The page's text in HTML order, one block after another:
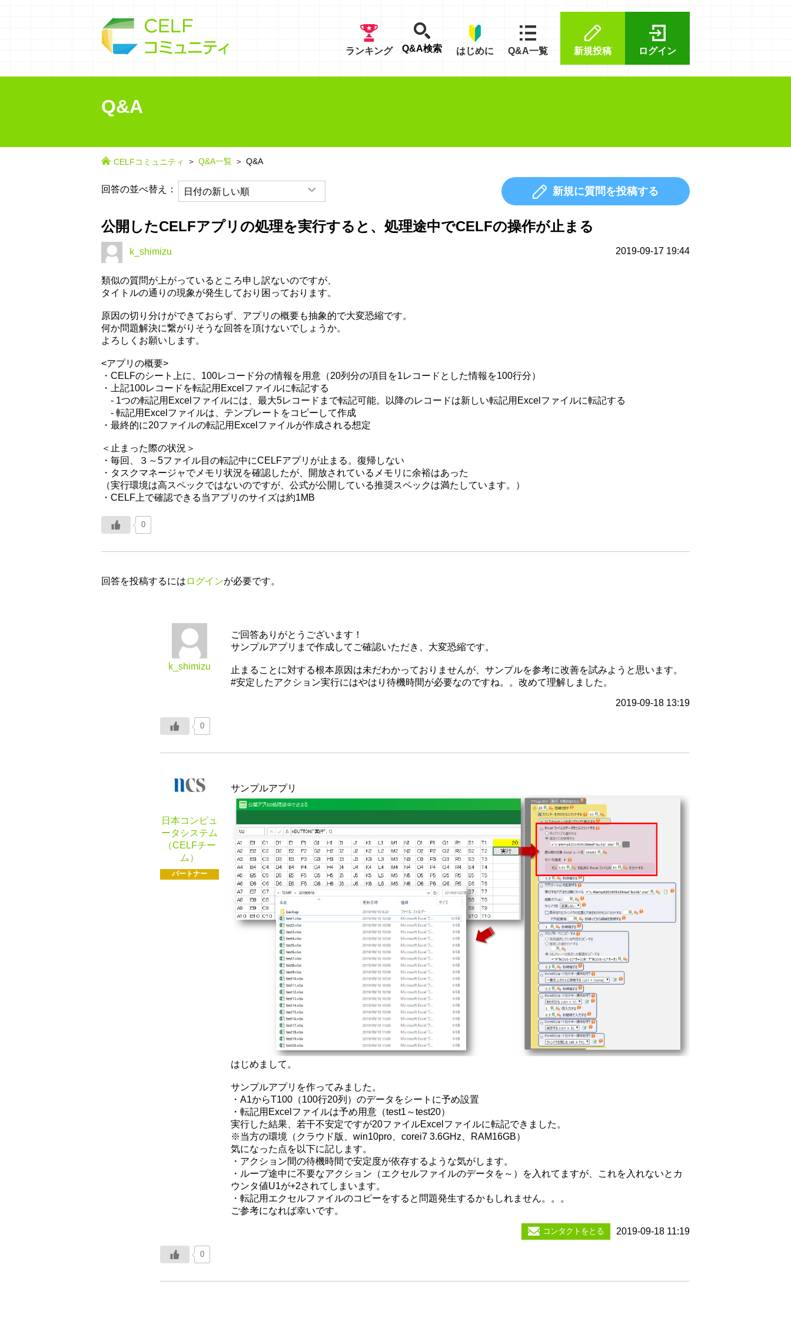
ログイン
新規投稿
Q&A一覧
はじめに
Q&A検索
ランキング
Q&A
CELFコミュニティ Q&A一覧 Q&A
回答の並べ替え： 新規に質問を投稿する
公開したCELFアプリの処理を実行すると、処理途中でCELFの操作が止まる
k_shimizu 2019-09-17 19:44
類似の質問が上がっているところ申し訳ないのですが、
タイトルの通りの現象が発生しており困っております。
原因の切り分けができておらず、アプリの概要も抽象的で大変恐縮です。
何か問題解決に繋がりそうな回答を頂けないでしょうか。
よろしくお願いします。
<アプリの概要>
・CELFのシート上に、100レコード分の情報を用意（20列分の項目を1レコードとした情報を100行分）
・上記100レコードを転記用Excelファイルに転記する
- 1つの転記用Excelファイルには、最大5レコードまで転記可能。以降のレコードは新しい転記用Excelファイルに転記する
- 転記用Excelファイルは、テンプレートをコピーして作成
・最終的に20ファイルの転記用Excelファイルが作成される想定
＜止まった際の状況＞
・毎回、３～5ファイル目の転記中にCELFアプリが止まる。復帰しない
・タスクマネージャでメモリ状況を確認したが、開放されているメモリに余裕はあった
（実行環境は高スペックではないのですが、公式が公開している推奨スペックは満たしています。）
・CELF上で確認できる当アプリのサイズは約1MB
0
回答を投稿するには ログインが必要です。
k_shimizu
ご回答ありがとうございます！
サンプルアプリまで作成してご確認いただき、大変恐縮です。
止まることに対する根本原因は未だわかっておりませんが、サンプルを参考に改善を試みようと思います。
#安定したアクション実行にはやはり待機時間が必要なのですね。。改めて理解しました。
2019-09-18 13:19
0
日本コンピュ
ータシステム
（CELFチー
ム）
パートナー
サンプルアプリ
はじめまして。
サンプルアプリを作ってみました。
・A1からT100（100行20列）のデータをシートに予め設置
・転記用Excelファイルは予め用意（test1～test20）
実行した結果、若干不安定ですが20ファイルExcelファイルに転記できました。
※当方の環境（クラウド版、win10pro、corei7 3.6GHz、RAM16GB）
気になった点を以下に記します。
・アクション間の待機時間で安定度が依存するような気がします。
・ループ途中に不要なアクション（エクセルファイルのデータを～）を入れてますが、これを入れないとカ
ウンタ値U1が+2されてしまいます。
・転記用エクセルファイルのコピーをすると問題発生するかもしれません。。。
ご参考になれば幸いです。
2019-09-18 11:19
コンタクトをとる
0